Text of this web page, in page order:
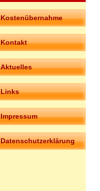
Kostenübernahme
Kontakt
Aktuelles
Links
Impressum
Datenschutzerklärung